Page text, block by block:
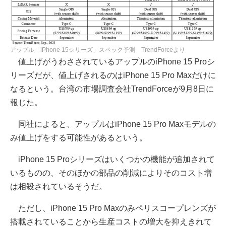
アップル「iPhone 15シリーズ」スペック予測 TrendForceより
値上げがうわさされているアップルのiPhone 15 Proシ
リーズだが、値上げされるのはiPhone 15 Pro Maxだけに
なるという。台湾の市場調査会社TrendForceが9月8日に
報じた。
同社によると、アップルはiPhone 15 Pro Maxモデルの
み値上げをする可能性があるという。
iPhone 15 Proシリーズはいくつかの機能が追加されて
いるものの、そのほかの部品の削減によりそのコスト増
は相殺されているそうだ。
ただし、iPhone 15 Pro Maxのみペリスコープレンズが
搭載されていることから生産コストの増大を抑えきれて